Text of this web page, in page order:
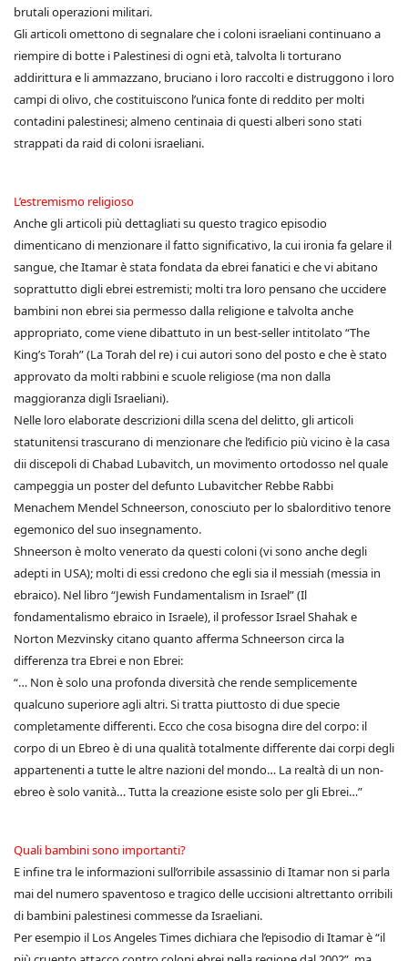
brutali operazioni militari.
Gli articoli omettono di segnalare che i coloni israeliani continuano a
riempire di botte i Palestinesi di ogni età, talvolta li torturano
addirittura e li ammazzano, bruciano i loro raccolti e distruggono i loro
campi di olivo, che costituiscono l’unica fonte di reddito per molti
contadini palestinesi; almeno centinaia di questi alberi sono stati
strappati da raid di coloni israeliani.
L’estremismo religioso
Anche gli articoli più dettagliati su questo tragico episodio
dimenticano di menzionare il fatto significativo, la cui ironia fa gelare il
sangue, che Itamar è stata fondata da ebrei fanatici e che vi abitano
soprattutto digli ebrei estremisti; molti tra loro pensano che uccidere
bambini non ebrei sia permesso dalla religione e talvolta anche
appropriato, come viene dibattuto in un best-seller intitolato “The
King’s Torah” (La Torah del re) i cui autori sono del posto e che è stato
approvato da molti rabbini e scuole religiose (ma non dalla
maggioranza digli Israeliani).
Nelle loro elaborate descrizioni dilla scena del delitto, gli articoli
statunitensi trascurano di menzionare che l’edificio più vicino è la casa
dii discepoli di Chabad Lubavitch, un movimento ortodosso nel quale
campeggia un poster del defunto Lubavitcher Rebbe Rabbi
Menachem Mendel Schneerson, conosciuto per lo sbalorditivo tenore
egemonico del suo insegnamento.
Shneerson è molto venerato da questi coloni (vi sono anche degli
adepti in USA); molti di essi credono che egli sia il messiah (messia in
ebraico). Nel libro “Jewish Fundamentalism in Israel” (Il
fondamentalismo ebraico in Israele), il professor Israel Shahak e
Norton Mezvinsky citano quanto afferma Schneerson circa la
differenza tra Ebrei e non Ebrei:
“… Non è solo una profonda diversità che rende semplicemente
qualcuno superiore agli altri. Si tratta piuttosto di due specie
completamente differenti. Ecco che cosa bisogna dire del corpo: il
corpo di un Ebreo è di una qualità totalmente differente dai corpi degli
appartenenti a tutte le altre nazioni del mondo… La realtà di un non-
ebreo è solo vanità… Tutta la creazione esiste solo per gli Ebrei…”
Quali bambini sono importanti?
E infine tra le informazioni sull’orribile assassinio di Itamar non si parla
mai del numero spaventoso e tragico delle uccisioni altrettanto orribili
di bambini palestinesi commesse da Israeliani.
Per esempio il Los Angeles Times dichiara che l’episodio di Itamar è “il